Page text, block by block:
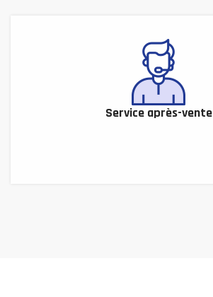
Service après-vente